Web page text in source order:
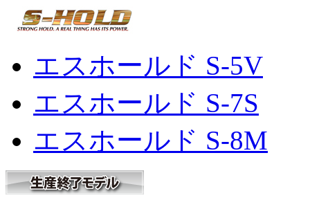
エスホールド S-5V
エスホールド S-7S
エスホールド S-8M